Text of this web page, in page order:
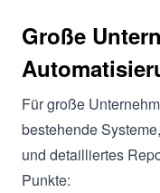
Große
Für große
bestehende
und detailliertes
Punkte: